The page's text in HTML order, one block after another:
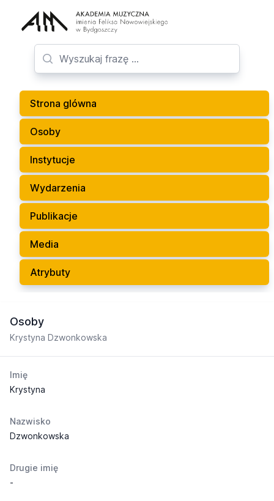
Strona glówna
Osoby
Instytucje
Wydarzenia
Publikacje
Media
Atrybuty
Osoby
Krystyna Dzwonkowska
Imię
Krystyna
Nazwisko
Dzwonkowska
Drugie imię
-